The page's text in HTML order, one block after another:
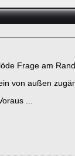
Frage am
von außen
...